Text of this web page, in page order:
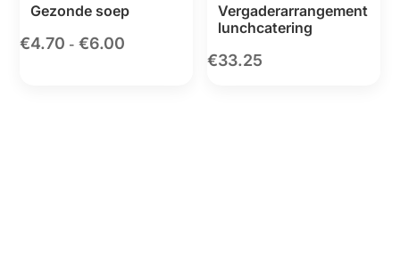
Gezonde soep
€4.70 - €6.00
Vergaderarrangement
lunchcatering
€33.25